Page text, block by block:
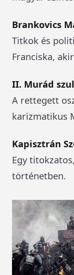
Brankovics
Titkok és
Franciska,
II. Murád
A rettegett
karizmatikus
Kapisztrán
Egy
történetben.